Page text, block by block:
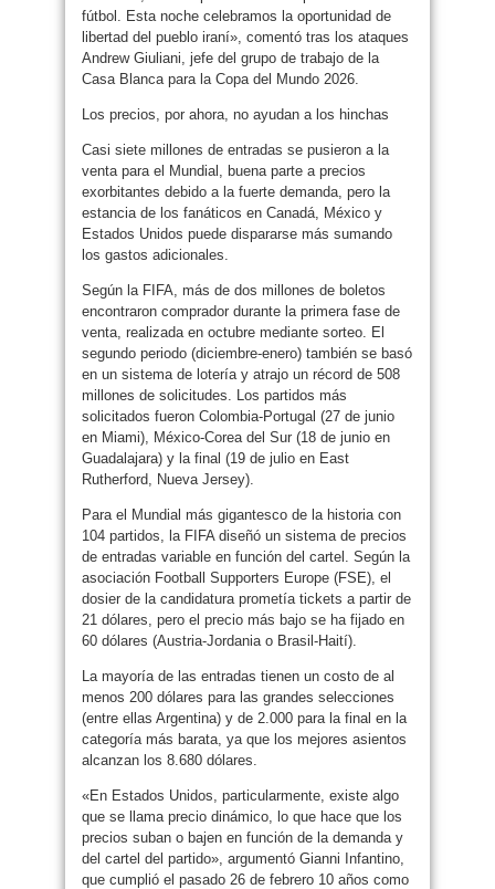
fútbol. Esta noche celebramos la oportunidad de
libertad del pueblo iraní», comentó tras los ataques
Andrew Giuliani, jefe del grupo de trabajo de la
Casa Blanca para la Copa del Mundo 2026.
Los precios, por ahora, no ayudan a los hinchas
Casi siete millones de entradas se pusieron a la
venta para el Mundial, buena parte a precios
exorbitantes debido a la fuerte demanda, pero la
estancia de los fanáticos en Canadá, México y
Estados Unidos puede dispararse más sumando
los gastos adicionales.
Según la FIFA, más de dos millones de boletos
encontraron comprador durante la primera fase de
venta, realizada en octubre mediante sorteo. El
segundo periodo (diciembre-enero) también se basó
en un sistema de lotería y atrajo un récord de 508
millones de solicitudes. Los partidos más
solicitados fueron Colombia-Portugal (27 de junio
en Miami), México-Corea del Sur (18 de junio en
Guadalajara) y la final (19 de julio en East
Rutherford, Nueva Jersey).
Para el Mundial más gigantesco de la historia con
104 partidos, la FIFA diseñó un sistema de precios
de entradas variable en función del cartel. Según la
asociación Football Supporters Europe (FSE), el
dosier de la candidatura prometía tickets a partir de
21 dólares, pero el precio más bajo se ha fijado en
60 dólares (Austria-Jordania o Brasil-Haití).
La mayoría de las entradas tienen un costo de al
menos 200 dólares para las grandes selecciones
(entre ellas Argentina) y de 2.000 para la final en la
categoría más barata, ya que los mejores asientos
alcanzan los 8.680 dólares.
«En Estados Unidos, particularmente, existe algo
que se llama precio dinámico, lo que hace que los
precios suban o bajen en función de la demanda y
del cartel del partido», argumentó Gianni Infantino,
que cumplió el pasado 26 de febrero 10 años como